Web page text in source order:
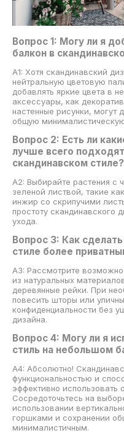
Вопрос 1: Могу ли я
балкон в
A1: Хотя скандинавский
нейтральную цветовую
добавлять яркие цвета в
аксессуары, как
настенные рисунки, могут
общую
Вопрос 2: Есть ли
лучше всего
скандинавском стиле?
A2: Выбирайте растения с
зеленой листвой, такие
инжир со скрипучими
простоту скандинавского
ухода.
Вопрос 3: Как
стиле более
A3: Рассмотрите
из натуральных
деревянные рейки. При
повесить шторы или
конфиденциальности без
дизайна.
Вопрос 4: Могу ли я
стиль на небольшом
А4: Абсолютно!
функциональностью и
эффективно использовать
Сосредоточьтесь на
использовании
горшками и сохранении
минималистичным.